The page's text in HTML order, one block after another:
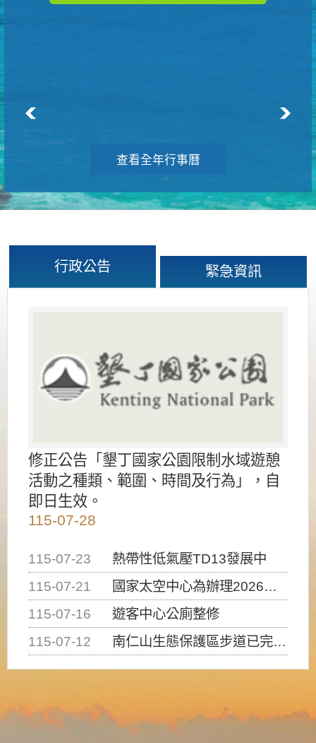
查看全年行事曆
行政公告 緊急資訊
修正公告「墾丁國家公園限制水域遊憩
活動之種類、範圍、時間及行為」，自
即日生效。
115-07-28
115-07-23
熱帶性低氣壓TD13發展中
115-07-21
國家太空中心為辦理2026台灣盃火箭競賽，陸、海、空域警戒及協調相關事宜，因颱風備案事宜
115-07-16
遊客中心公廁整修
115-07-12
南仁山生態保護區步道已完成修復，自115年7月13日（星期一）起恢復開放入園，歡迎民眾依規定申請入園....